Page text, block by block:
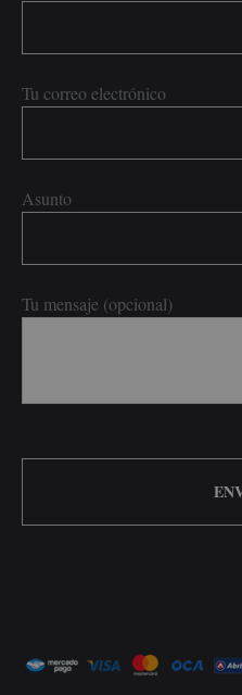
Tu correo electrónico
Asunto
Tu mensaje (opcional)